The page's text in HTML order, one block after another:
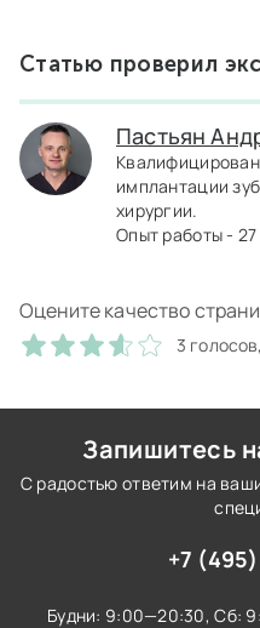
Статью проверил
Пастьян
имплантации
хирургии.
Опыт работы - 27
Оцените качество
3
Запишитесь
С радостью ответим на
+7
Будни: 9:00—20:30, Сб: